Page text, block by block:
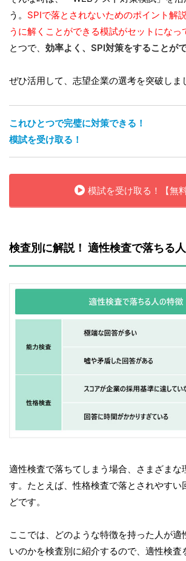
う。 SPIで落とされないためのポイント解
うに解くことができる模試がセットになっ
とつで、 効率よく、SPI対策をすることがで
ぜひ活用して、志望企業の選考を突破しま
これひとつで完璧に対策できる！
模試を受け取る！
模試を受け取る！【無料
検査別に解説！ 適性検査で落ちる
適性検査で落ちてしまう場合、さまざまな
す。たとえば、性格検査で落とされやすい
どです。
ここでは、どのような特徴を持った人が適
いのかを検査別に紹介するので、適性検査